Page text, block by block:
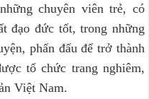
chuyên viên trẻ, có
đạo đức tốt, trong những
phấn đấu để trở thành
tổ chức trang nghiêm,
Việt Nam.